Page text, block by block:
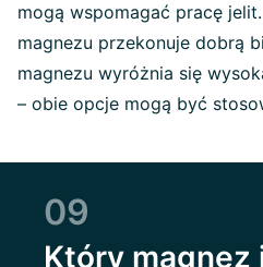
mogą wspomagać pracę
magnezu przekonuje dobrą
magnezu wyróżnia się
– obie opcje mogą być
09
Który magnez